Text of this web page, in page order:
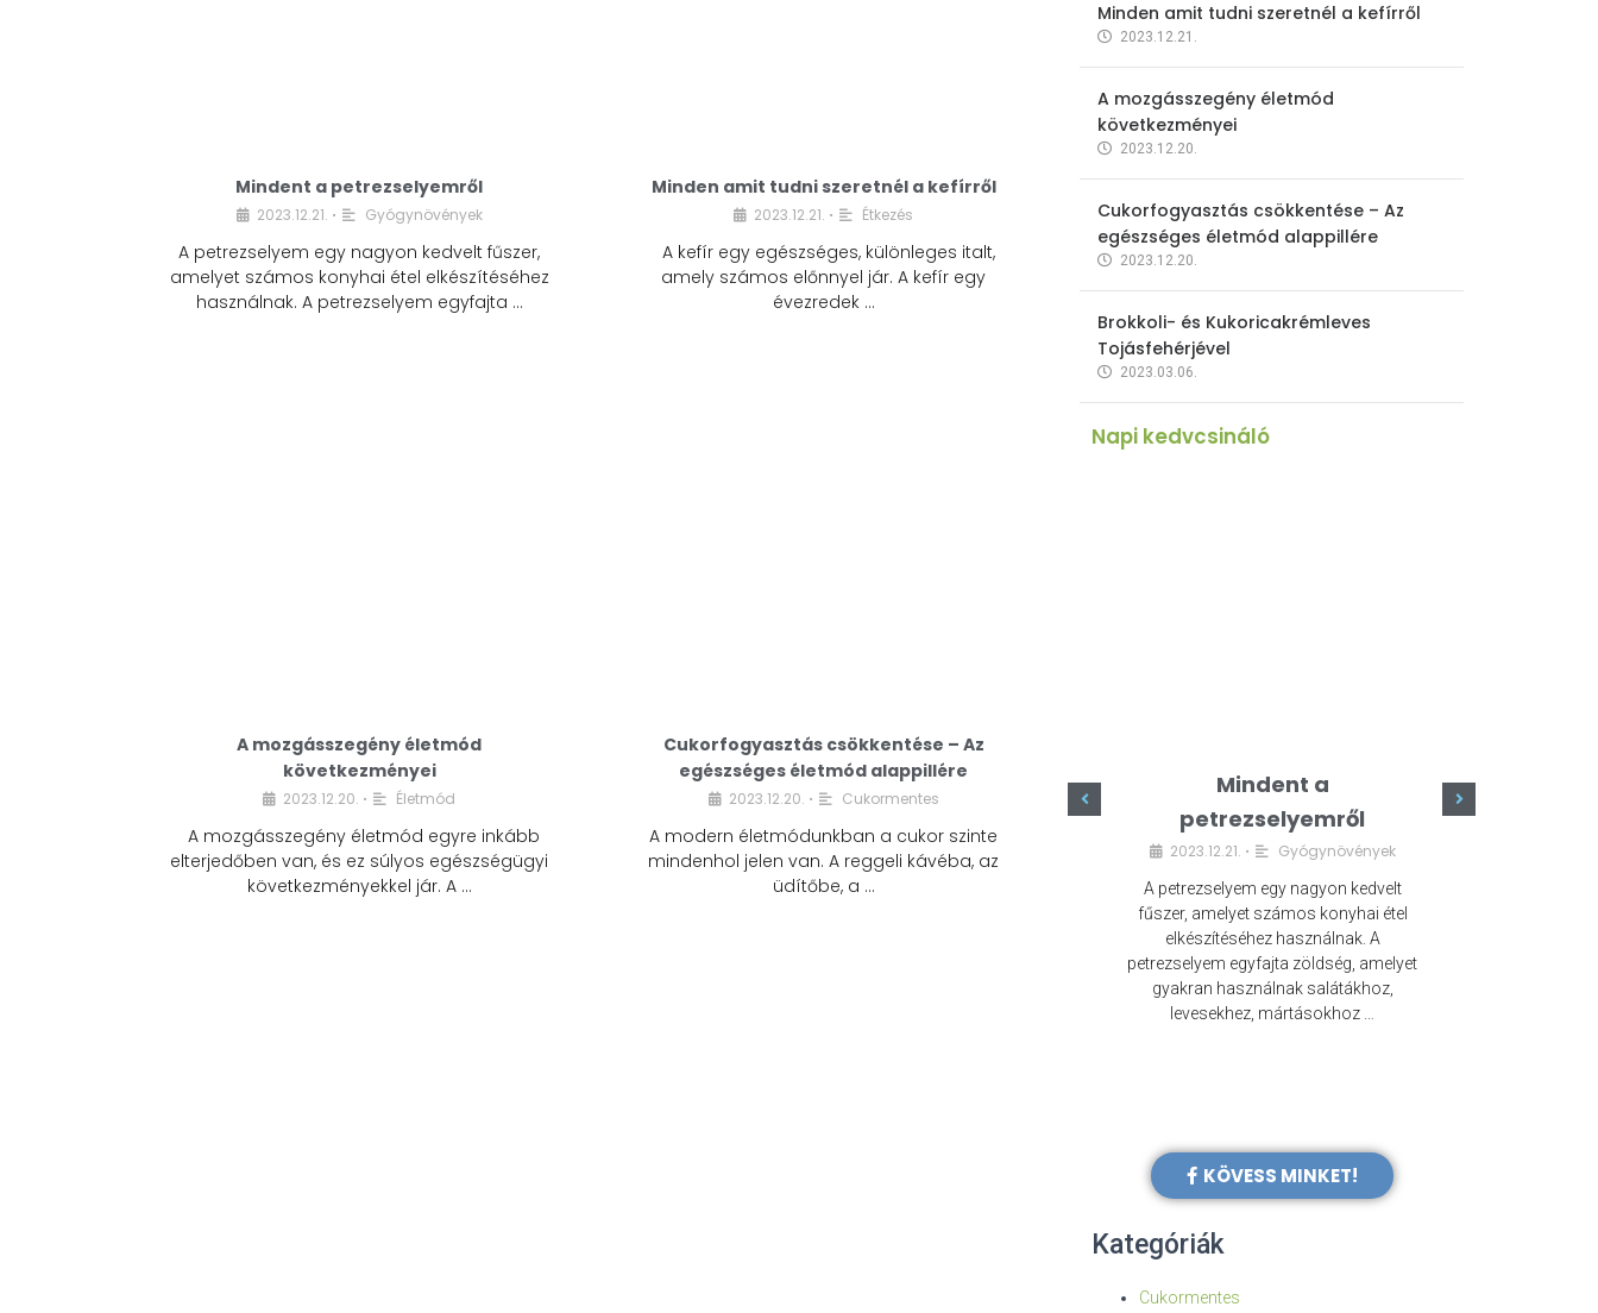
Mindent a petrezselyemről
2023.12.21. • Gyógynövények
A petrezselyem egy nagyon kedvelt fűszer,
amelyet számos konyhai étel elkészítéséhez
használnak. A petrezselyem egyfajta …
Minden amit tudni szeretnél a kefírről
2023.12.21. • Étkezés
A kefír egy egészséges, különleges italt,
amely számos előnnyel jár. A kefír egy
évezredek …
A mozgásszegény életmód
következményei
2023.12.20. • Életmód
A mozgásszegény életmód egyre inkább
elterjedőben van, és ez súlyos egészségügyi
következményekkel jár. A …
Cukorfogyasztás csökkentése – Az
egészséges életmód alappillére
2023.12.20. • Cukormentes
A modern életmódunkban a cukor szinte
mindenhol jelen van. A reggeli kávéba, az
üdítőbe, a …
Minden amit tudni szeretnél a kefírről
2023.12.21.
A mozgásszegény életmód
következményei
2023.12.20.
Cukorfogyasztás csökkentése – Az
egészséges életmód alappillére
2023.12.20.
Brokkoli- és Kukoricakrémleves
Tojásfehérjével
2023.03.06.
Napi kedvcsináló
Cukorfogyasztás
egészséges életmód
alappillére
Mindent a
petrezselyemről
2023.12.21. • Gyógynövények
A petrezselyem egy nagyon kedvelt
fűszer, amelyet számos konyhai étel
elkészítéséhez használnak. A
petrezselyem egyfajta zöldség, amelyet
gyakran használnak salátákhoz,
levesekhez, mártásokhoz …
KÖVESS MINKET!
Kategóriák
Cukormentes